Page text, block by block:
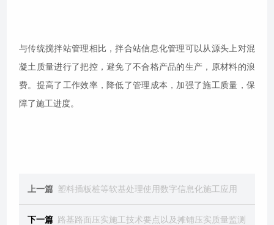
与传统搅拌站管理相比，拌合站信息化管理可以从源头上对混
凝土质量进行了把控，避免了不合格产品的生产，原材料的浪
费。提高了工作效率，降低了管理成本，加强了施工质量，保
障了施工进度。
上一篇 塑料插板桩等软基处理使用数字信息化施工应用
下一篇 路基路面压实施工技术要点以及摊铺压实质量监测